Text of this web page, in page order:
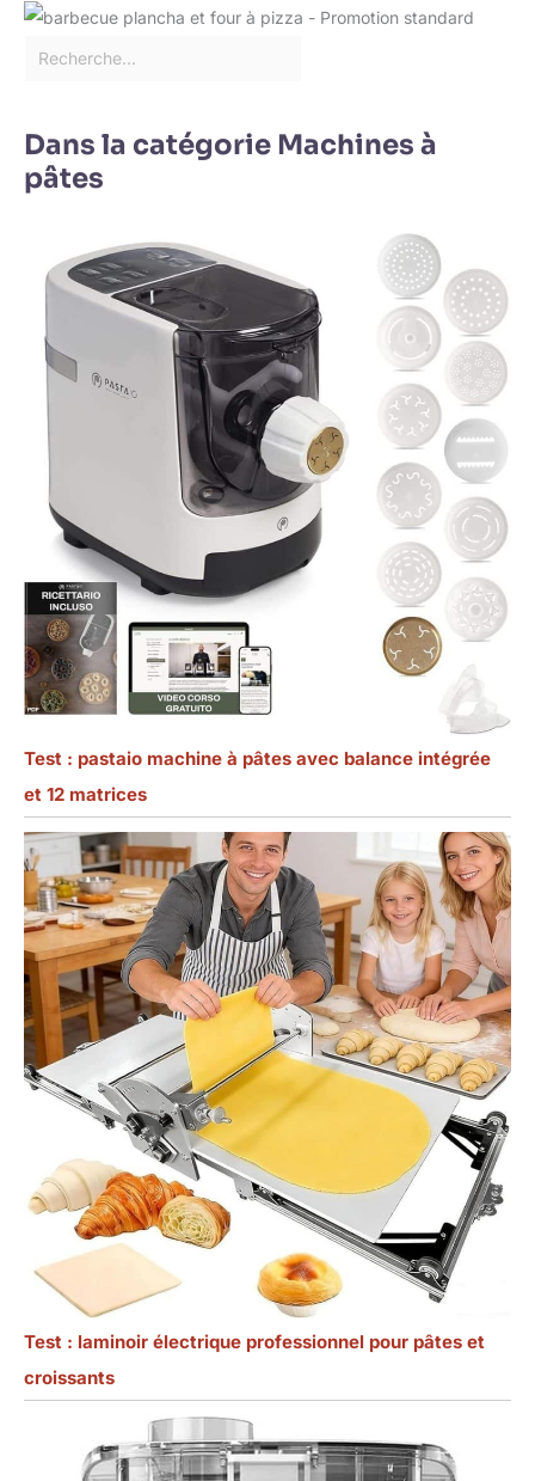
Dans la catégorie Machines à
pâtes
Test : pastaio machine à pâtes avec balance intégrée
et 12 matrices
Test : laminoir électrique professionnel pour pâtes et
croissants